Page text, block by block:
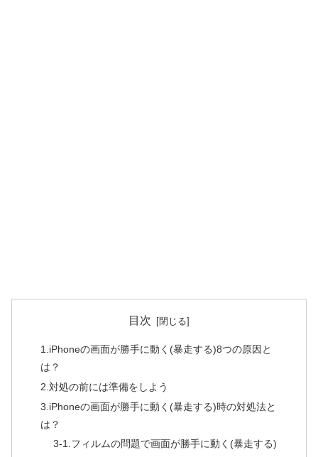
目次
1.iPhoneの画面が勝手に動く(暴走する)8つの原因と
は？
2.対処の前には準備をしよう
3.iPhoneの画面が勝手に動く(暴走する)時の対処法と
は？
3-1.フィルムの問題で画面が勝手に動く(暴走する)